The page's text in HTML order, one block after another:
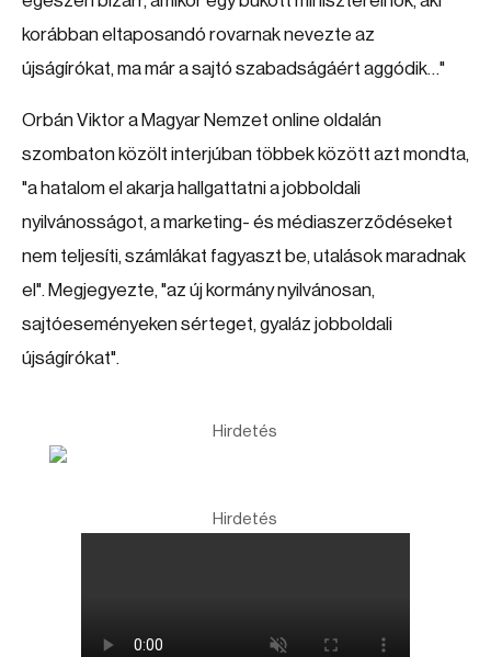
korábban eltaposandó rovarnak nevezte az
újságírókat, ma már a sajtó szabadságáért aggódik…"
Orbán Viktor a Magyar Nemzet online oldalán
szombaton közölt interjúban többek között azt mondta,
"a hatalom el akarja hallgattatni a jobboldali
nyilvánosságot, a marketing- és médiaszerződéseket
nem teljesíti, számlákat fagyaszt be, utalások maradnak
el". Megjegyezte, "az új kormány nyilvánosan,
sajtóeseményeken sérteget, gyaláz jobboldali
újságírókat".
Hirdetés
Hirdetés